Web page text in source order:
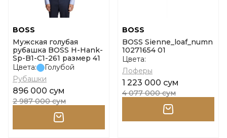
BOSS
Мужская голубая
рубашка BOSS H-Hank-
Sp-B1-C1-261 размер 41
Цвета:
Голубой
Рубашки
896 000 сум
2 987 000 сум
BOSS
BOSS Sienne_loaf_numn
10271654 01
Цвета:
Лоферы
1 223 000 сум
4 077 000 сум